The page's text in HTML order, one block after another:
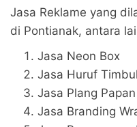
Jasa Reklame yang
di Pontianak, antara
Jasa Neon Box
Jasa Huruf Timbul
Jasa Plang
Jasa Branding